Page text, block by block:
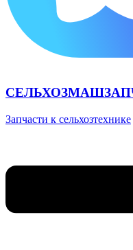
Запчасти к сельхозтехнике